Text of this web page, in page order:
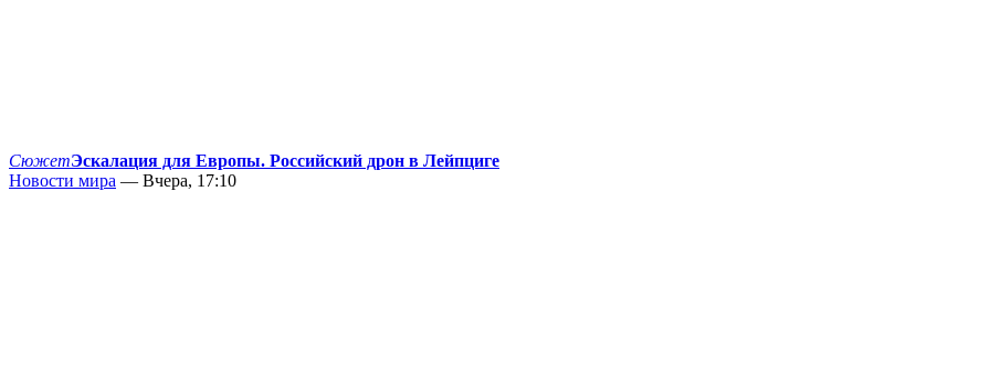
СюжетЭскалация для Европы. Российский дрон в Лейпциге
Новости мира — Вчера, 17:10